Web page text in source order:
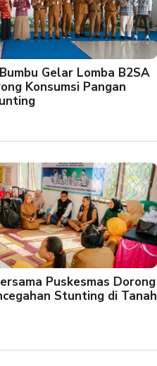
Gelar Lomba B2SA
Konsumsi Pangan
Puskesmas Dorong
Stunting di Tanah